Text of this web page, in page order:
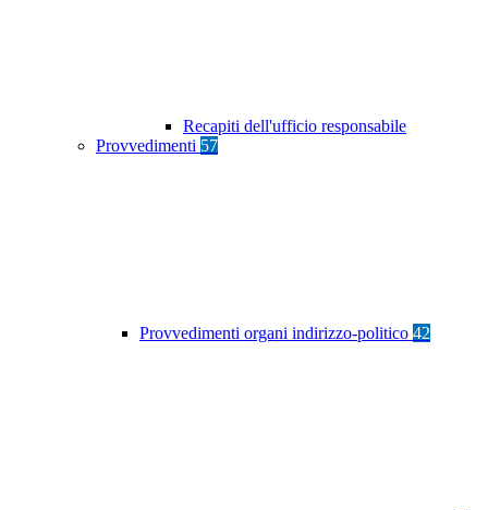
Recapiti dell'ufficio responsabile
Provvedimenti 57
Provvedimenti organi indirizzo-politico 42